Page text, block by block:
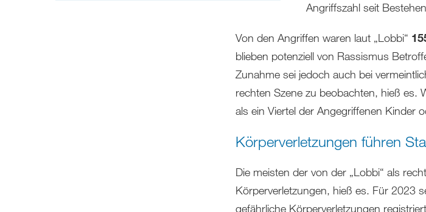
Angriffszahl seit
Von den Angriffen waren laut „Lobbi“
blieben potenziell von Rassismus
Zunahme sei jedoch auch bei
rechten Szene zu beobachten, hieß es.
als ein Viertel der Angegriffenen Kinder
Körperverletzungen führen
Die meisten der von der „Lobbi“ als
Körperverletzungen, hieß es. Für 2023
gefährliche Körperverletzungen